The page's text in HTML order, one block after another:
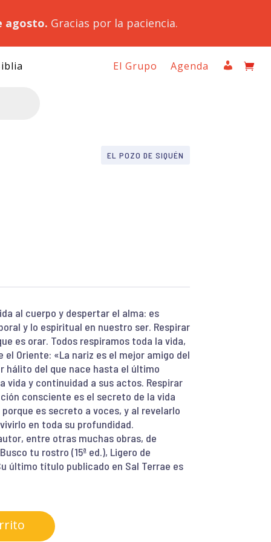
agosto. Gracias por la paciencia.
El Grupo Agenda
EL POZO DE SIQUÉN
al cuerpo y despertar el alma: es
y lo espiritual en nuestro ser. Respirar
es orar. Todos respiramos toda la vida,
Oriente: «La nariz es el mejor amigo del
hálito del que nace hasta el último
vida y continuidad a sus actos. Respirar
consciente es el secreto de la vida
es secreto a voces, y al revelarlo
en toda su profundidad.
entre otras muchas obras, de
tu rostro (15ª ed.), Ligero de
último título publicado en Sal Terrae es